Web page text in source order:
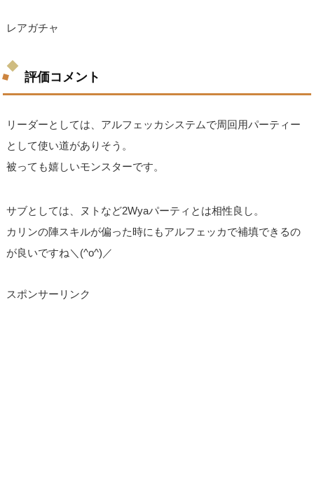
レアガチャ
評価コメント
リーダーとしては、アルフェッカシステムで周回用パーティー
として使い道がありそう。
被っても嬉しいモンスターです。
サブとしては、ヌトなど2Wyaパーティとは相性良し。
カリンの陣スキルが偏った時にもアルフェッカで補填できるの
が良いですね＼(^o^)／
スポンサーリンク